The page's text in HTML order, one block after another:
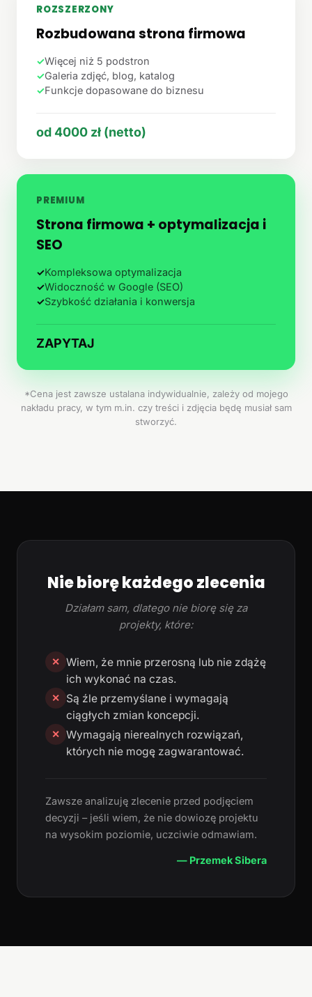
ROZSZERZONY
Rozbudowana strona firmowa
✓Więcej niż 5 podstron
✓Galeria zdjęć, blog, katalog
✓Funkcje dopasowane do biznesu
od 4000 zł (netto)
PREMIUM
Strona firmowa + optymalizacja i
SEO
✓Kompleksowa optymalizacja
✓Widoczność w Google (SEO)
✓Szybkość działania i konwersja
ZAPYTAJ
*Cena jest zawsze ustalana indywidualnie, zależy od mojego
nakładu pracy, w tym m.in. czy treści i zdjęcia będę musiał sam
stworzyć.
Nie biorę każdego zlecenia
Działam sam, dlatego nie biorę się za
projekty, które:
✕ Wiem, że mnie przerosną lub nie zdążę
ich wykonać na czas.
✕
Są źle przemyślane i wymagają
ciągłych zmian koncepcji.
✕ Wymagają nierealnych rozwiązań,
których nie mogę zagwarantować.
Zawsze analizuję zlecenie przed podjęciem
decyzji – jeśli wiem, że nie dowiozę projektu
na wysokim poziomie, uczciwie odmawiam.
— Przemek Sibera